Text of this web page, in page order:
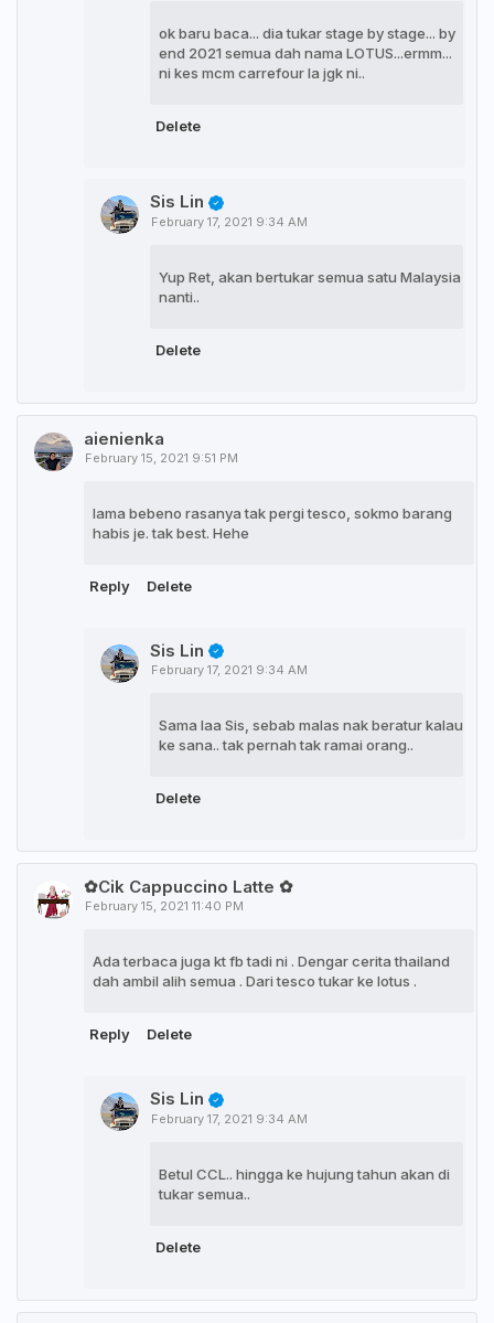
ok baru baca... dia tukar stage by stage... by
end 2021 semua dah nama LOTUS...ermm...
ni kes mcm carrefour la jgk ni..
Delete
Sis Lin
February 17, 2021 9:34 AM
Yup Ret, akan bertukar semua satu Malaysia
nanti..
Delete
aienienka
February 15, 2021 9:51 PM
lama bebeno rasanya tak pergi tesco, sokmo barang
habis je. tak best. Hehe
Reply Delete
Sis Lin
February 17, 2021 9:34 AM
Sama laa Sis, sebab malas nak beratur kalau
ke sana.. tak pernah tak ramai orang..
Delete
✿Cik Cappuccino Latte ✿
February 15, 2021 11:40 PM
Ada terbaca juga kt fb tadi ni . Dengar cerita thailand
dah ambil alih semua . Dari tesco tukar ke lotus .
Reply Delete
Sis Lin
February 17, 2021 9:34 AM
Betul CCL.. hingga ke hujung tahun akan di
tukar semua..
Delete